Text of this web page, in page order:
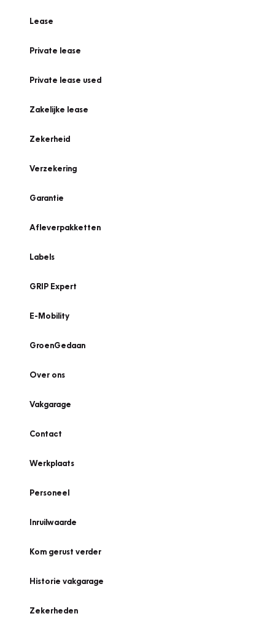
Lease
Private lease
Private lease used
Zakelijke lease
Zekerheid
Verzekering
Garantie
Afleverpakketten
Labels
GRIP Expert
E-Mobility
GroenGedaan
Over ons
Vakgarage
Contact
Werkplaats
Personeel
Inruilwaarde
Kom gerust verder
Historie vakgarage
Zekerheden